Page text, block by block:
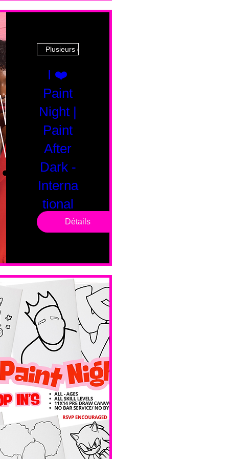
Plusieurs dates
I ❤️
Paint
Night |
Paint
After
Dark -
Interna
tional
Saturd
Valentines
Day
Edition
Détails